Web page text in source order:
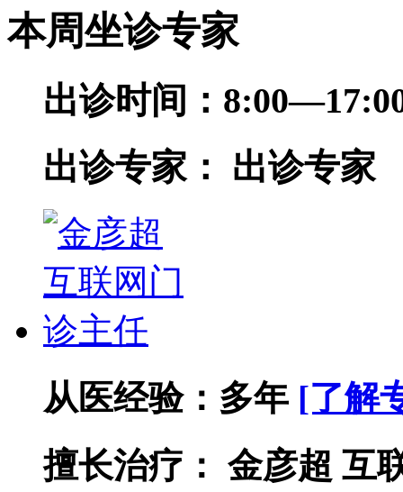
本周坐诊专家
出诊时间：
出诊专家：
出诊专家
从医经验： 多年 [了解
擅长治疗： 金彦超 互